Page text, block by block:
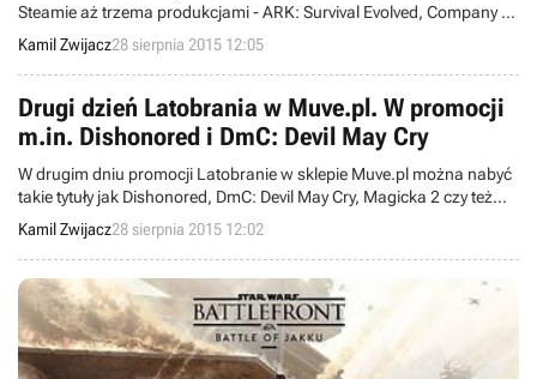
Steamie aż trzema produkcjami - ARK: Survival Evolved, Company of
Heroes 2 oraz Mount & Blade: Warband. Ponadto twórcy pierwszej
wymienionej gry organizują turniej Unnatural Selection z nagrodami
pieniężnymi.
Kamil Zwijacz28 sierpnia 2015 12:05
Drugi dzień Latobrania w Muve.pl. W promocji
m.in. Dishonored i DmC: Devil May Cry
W drugim dniu promocji Latobranie w sklepie Muve.pl można nabyć
takie tytuły jak Dishonored, DmC: Devil May Cry, Magicka 2 czy też
Naruto Shippuden: Ultimate Ninja Storm Revolution. Wyprzedaż
potrwa do 6 września.
Kamil Zwijacz28 sierpnia 2015 12:02